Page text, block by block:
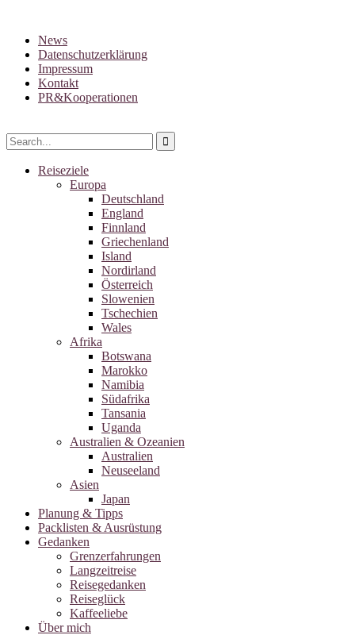
News
Datenschutzerklärung
Impressum
Kontakt
PR&Kooperationen
Reiseziele
Europa
Deutschland
England
Finnland
Griechenland
Island
Nordirland
Österreich
Slowenien
Tschechien
Wales
Afrika
Botswana
Marokko
Namibia
Südafrika
Tansania
Uganda
Australien & Ozeanien
Australien
Neuseeland
Asien
Japan
Planung & Tipps
Packlisten & Ausrüstung
Gedanken
Grenzerfahrungen
Langzeitreise
Reisegedanken
Reiseglück
Kaffeeliebe
Über mich